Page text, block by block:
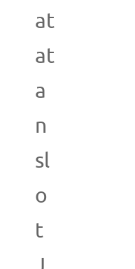
at
at
a
n
sl
o
t